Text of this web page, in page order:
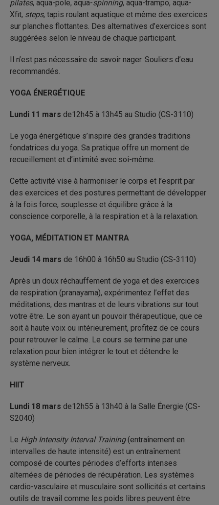
pilates, aqua-pole, aqua-spinning, aqua-trampo, aqua-
Xfit, steps, tapis roulant aquatique et même des exercices
sur planches flottantes. Des alternatives d’exercices sont
suggérées selon le niveau de chaque participant.
Il n’est pas nécessaire de savoir nager. Souliers d’eau
recommandés.
YOGA ÉNERGÉTIQUE
Lundi 11 mars de12h45 à 13h45 au Studio (CS-3110)
Le yoga énergétique s’inspire des grandes traditions
fondatrices du yoga. Sa pratique offre un moment de
recueillement et d’intimité avec soi-même.
Cette activité vise à harmoniser le corps et l’esprit par
des exercices et des postures permettant de développer
à la fois force, souplesse et équilibre grâce à la
conscience corporelle, à la respiration et à la relaxation.
YOGA, MÉDITATION ET MANTRA
Jeudi 14 mars de 16h00 à 16h50 au Studio (CS-3110)
Après un doux réchauffement de yoga et des exercices
de respiration (pranayama), expérimentez l’effet des
méditations, des mantras et de leurs vibrations sur tout
votre être. Le son ayant un pouvoir thérapeutique, que ce
soit à haute voix ou intérieurement, profitez de ce cours
pour retrouver le calme. Le cours se termine par une
relaxation pour bien intégrer le tout et détendre le
système nerveux.
HIIT
Lundi 18 mars de12h55 à 13h40 à la Salle Énergie (CS-
S2040)
Le High Intensity Interval Training(entraînement en
intervalles de haute intensité) est un entraînement
composé de courtes périodes d’efforts intenses
alternées de périodes de récupération. Les systèmes
cardio-vasculaire et musculaire sont sollicités et certains
outils de travail comme les poids libres peuvent être